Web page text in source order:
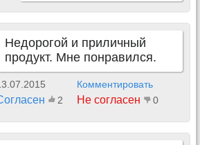
Недорогой и приличный
продукт. Мне понравился.
Комментировать
2 Не согласен 0